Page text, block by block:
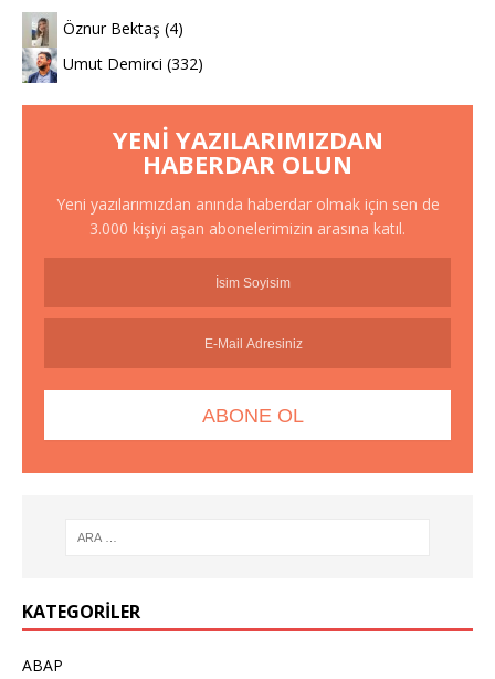
Öznur Bektaş (4)
Umut Demirci (332)
YENI YAZILARIMIZDAN
HABERDAR OLUN
Yeni yazılarımızdan anında haberdar olmak için sen de
3.000 kişiyi aşan abonelerimizin arasına katıl.
KATEGORILER
ABAP